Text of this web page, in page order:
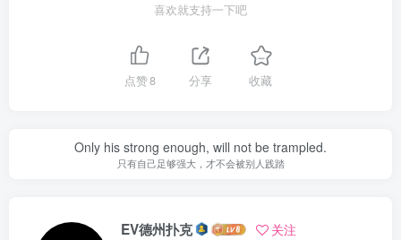
喜欢就支持一下吧
点赞8 分享 收藏
Only his strong enough, will not be trampled.
只有自己足够强大，才不会被别人践踏
EV德州扑克 关注